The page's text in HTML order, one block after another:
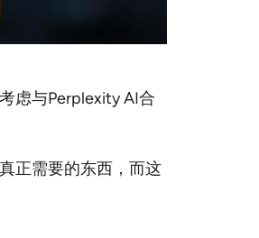
虑与Perplexity AI合
正需要的东西，而这